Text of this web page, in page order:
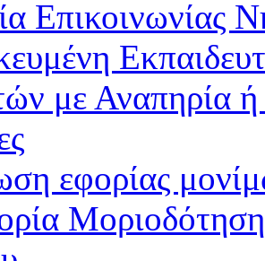
Επικοινωνίας
με Αναπηρία ή /
εφορίας